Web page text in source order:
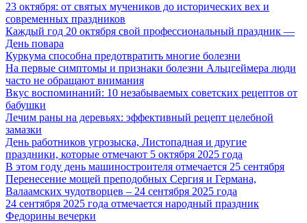
23 октября: от святых мучеников до исторических вех и
современных праздников
Каждый год 20 октября свой профессиональный праздник —
День повара
Куркума способна предотвратить многие болезни
На первые симптомы и признаки болезни Альцгеймера люди
часто не обращают внимания
Вкус воспоминаний: 10 незабываемых советских рецептов от
бабушки
Лечим раны на деревьях: эффективный рецепт целебной
замазки
День работников угрозыска, Листопадная и другие
праздники, которые отмечают 5 октября 2025 года
В этом году день машиностроителя отмечается 25 сентября
Перенесение мощей преподобных Сергия и Германа,
Валаамских чудотворцев – 24 сентября 2025 года
24 сентября 2025 года отмечается народный праздник
Федорины вечерки